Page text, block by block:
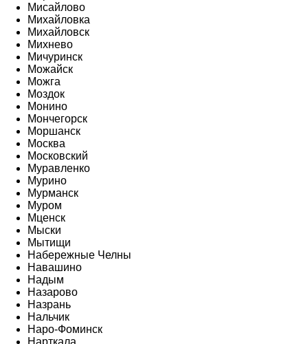
Мисайлово
Михайловка
Михайловск
Михнево
Мичуринск
Можайск
Можга
Моздок
Монино
Мончегорск
Моршанск
Москва
Московский
Муравленко
Мурино
Мурманск
Муром
Мценск
Мыски
Мытищи
Набережные Челны
Навашино
Надым
Назарово
Назрань
Нальчик
Наро-Фоминск
Нарткала